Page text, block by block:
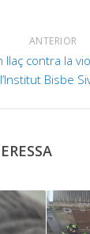
ANTERIOR
llaç contra la
l’Institut Bisbe